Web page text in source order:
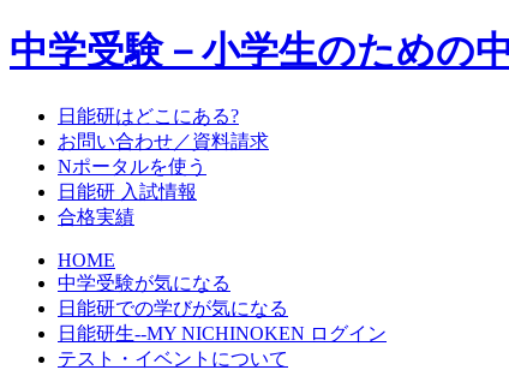
中学受験－小学生のための
日能研はどこにある?
お問い合わせ／資料請求
Nポータルを使う
日能研 入試情報
合格実績
HOME
中学受験が気になる
日能研での学びが気になる
日能研生--MY NICHINOKEN ログイン
テスト・イベントについて